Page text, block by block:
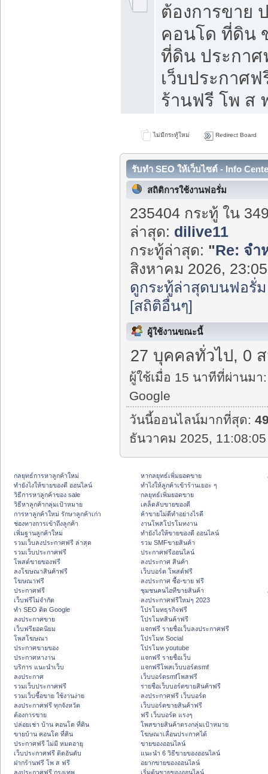
ต้องการขาย
คอนโด ที่ดิน
ที่ดิน ประกา
เว็บประกาศ
ร้านฟรี โพ ส
ไม่มีกระทู้ใหม่ Redirect Board
รับทำ SEO ให้เว็บไซต์ - Info
สถิติการใช้งานฟอรั่ม
235404 กระทู้ ใน
ล่าสุด: dilive11
กระทู้ล่าสุด: "Re: จำ
สิงหาคม 2026,
ดูกระทู้ล่าสุดบนฟอรั่ม
[สถิติอื่นๆ]
ผู้ใช้งานขณะนี้
27 บุคคลทั่วไป, 0
ผู้ใช้เมื่อ 15 นาทีที่ผ่านมา:
Google
วันนี้ออนไลน์มากที่สุด:
ธันวาคม 2025,
กลยุทธ์การหาลูกค้าใหม่
ทํายังไงให้ขายของดี ออนไลน์
วิธีการหาลูกค้าของ sale
วิธีหาลูกค้ากลุ่มเป้าหมาย
การหาลูกค้าใหม่ รักษาลูกค้าเก่า
ช่องทางการเข้าถึงลูกค้า
เพิ่มฐานลูกค้าใหม่
รวมเว็บลงประกาศฟรี ล่าสุด
รวมเว็บประกาศฟรี
โพสต์ขายของฟรี
ลงโฆษณาสินค้าฟรี
โฆษณาฟรี
ประกาศฟรี
เว็บฟรีไม่จำกัด
ทำ SEO ติด Google
ลงประกาศขาย
เว็บฟรียอดนิยม
โพสโฆษณา
ประกาศขายของ
ประกาศหางาน
บริการ แนะนำเว็บ
ลงประกาศ
รวมเว็บประกาศฟรี
รวมเว็บซื้อขาย ใช้งานง่าย
ลงประกาศฟรี ทุกจังหวัด
ต้องการขาย
ปล่อยเช่า บ้าน คอนโด ที่ดิน
ขายบ้าน คอนโด ที่ดิน
ประกาศฟรี ไม่มี หมดอายุ
เว็บประกาศฟรี ติดอันดับ
ฝากร้านฟรี โพ ส ฟรี
ลงประกาศฟรี กรุงเทพ
หากลยุทธ์เพิ่มยอดขาย
ทําไงให้ลูกค้าเข้าร้านเยอะ ๆ
กลยุทธ์เพิ่มยอดขาย
เคล็ดลับขายของดี
ค้าขายไม่ดีทำอย่างไรดี
งานโพสโปรโมทงาน
ทํายังไงให้ขายของดี ออนไลน์
รวม SMFขายสินค้า
ประกาศฟรีออนไลน์
ลงประกาศ สินค้า
เว็บบอร์ด โพสต์ฟรี
ลงประกาศ ซื้อ-ขาย ฟรี
ชุมชนคนไอทีขายสินค้า
ลงประกาศฟรีใหม่ๆ 2023
โปรโมทธุรกิจฟรี
โปรโมทสินค้าฟรี
แจกฟรี รายชื่อเว็บลงประกาศฟรี
โปรโมท Social
โปรโมท youtube
แจกฟรี รายชื่อเว็บ
แจกฟรีโพสเว็บบอร์ดsmf
เว็บบอร์ดsmfโพสฟรี
รายชื่อเว็บบอร์ดขายสินค้าฟรี
ลงประกาศฟรี เว็บบอร์ด
เว็บบอร์ดขายสินค้าฟรี
ฟรี เว็บบอร์ด แรงๆ
โพสขายสินค้าตรงกลุ่มเป้าหมาย
โฆษณาเลื่อนประกาศได้
ขายของออนไลน์
แนะนำ 6 วิธีขายของออนไลน์
อยากขายของออนไลน์
เริ่มต้นขายของออนไลน์